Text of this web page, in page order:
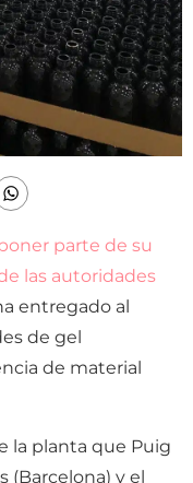
parte de su
las autoridades
entregado al
de gel
de material
la planta que Puig
(Barcelona) y el